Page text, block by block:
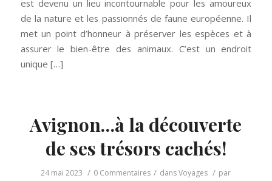
est devenu un lieu incontournable pour les amoureux
de la nature et les passionnés de faune européenne. Il
met un point d’honneur à préserver les espèces et à
assurer le bien-être des animaux. C’est un endroit
unique […]
Avignon…à la découverte
de ses trésors cachés!
24 mai 2023 / 0 Commentaires / dansVoyages / par